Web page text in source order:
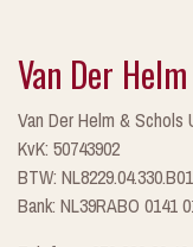
Van Der
Van Der Helm &
KvK: 50743902
BTW: NL8229.04.330.B01
Bank: NL39RABO 0141